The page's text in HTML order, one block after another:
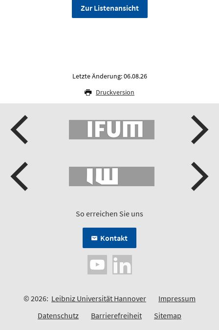
Zur Listenansicht
Letzte Änderung: 06.08.26
Druckversion
So erreichen Sie uns
Kontakt
© 2026: Leibniz Universität Hannover
Impressum
Datenschutz
Barrierefreiheit Sitemap